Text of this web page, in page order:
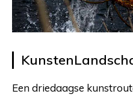
Een driedaagse